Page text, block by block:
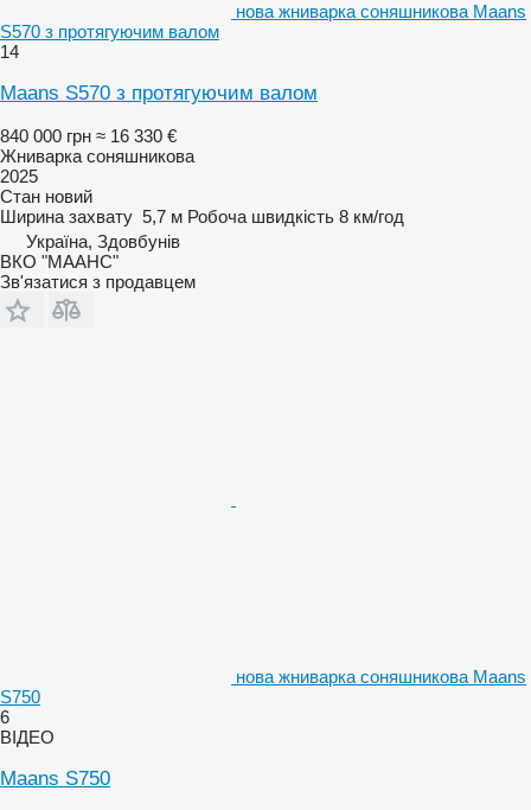
нова жниварка соняшникова Maans
S570 з протягуючим валом
14
Maans S570 з протягуючим валом
840 000 грн ≈ 16 330 €
Жниварка соняшникова
2025
Стан новий
Ширина захвату 5,7 м Робоча швидкість 8 км/год
Україна, Здовбунів
ВКО "МААНС"
Зв'язатися з продавцем
нова жниварка соняшникова Maans
S750
6
ВІДЕО
Maans S750